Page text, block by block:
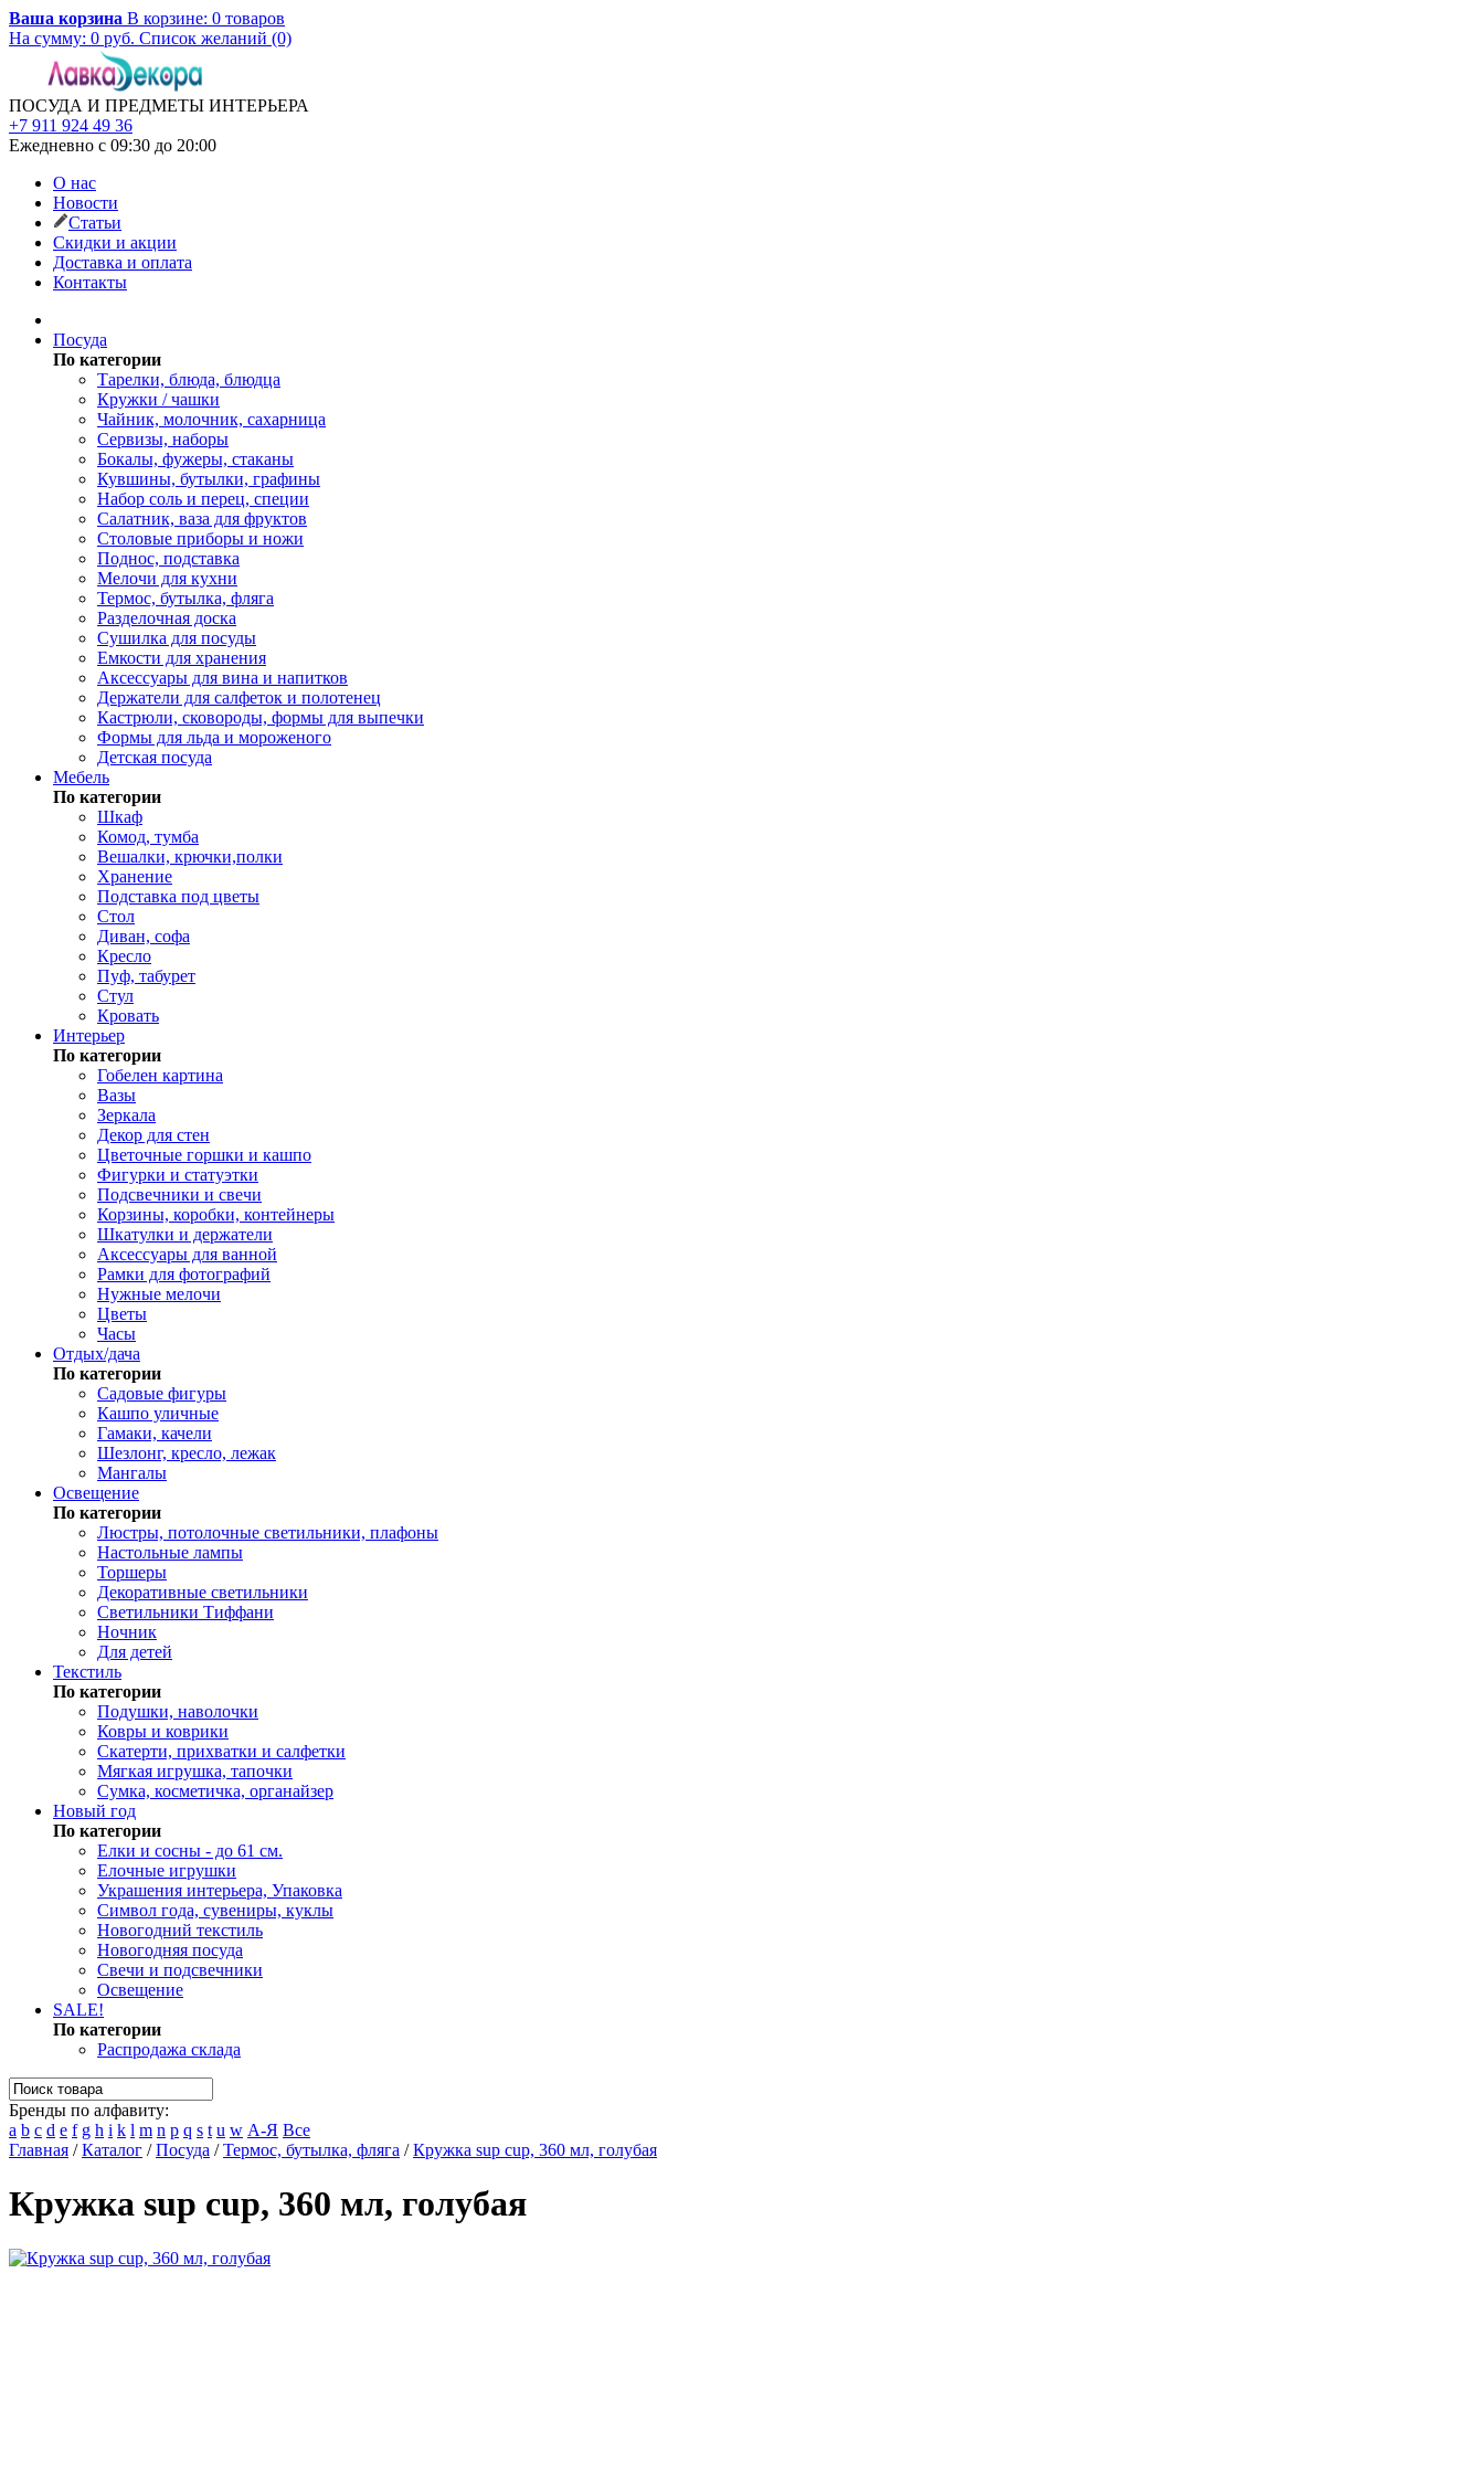
Ваша корзина В корзине: 0 товаров
На сумму: 0 руб. Список желаний (0)
ПОСУДА И ПРЕДМЕТЫ ИНТЕРЬЕРА
+7 911 924 49 36
Ежедневно с 09:30 до 20:00
О нас
Новости
Статьи
Скидки и акции
Доставка и оплата
Контакты
Посуда
По категории
Тарелки, блюда, блюдца
Кружки / чашки
Чайник, молочник, сахарница
Сервизы, наборы
Бокалы, фужеры, стаканы
Кувшины, бутылки, графины
Набор соль и перец, специи
Салатник, ваза для фруктов
Столовые приборы и ножи
Поднос, подставка
Мелочи для кухни
Термос, бутылка, фляга
Разделочная доска
Сушилка для посуды
Емкости для хранения
Аксессуары для вина и напитков
Держатели для салфеток и полотенец
Кастрюли, сковороды, формы для выпечки
Формы для льда и мороженого
Детская посуда
Мебель
По категории
Шкаф
Комод, тумба
Вешалки, крючки,полки
Хранение
Подставка под цветы
Стол
Диван, софа
Кресло
Пуф, табурет
Стул
Кровать
Интерьер
По категории
Гобелен картина
Вазы
Зеркала
Декор для стен
Цветочные горшки и кашпо
Фигурки и статуэтки
Подсвечники и свечи
Корзины, коробки, контейнеры
Шкатулки и держатели
Аксессуары для ванной
Рамки для фотографий
Нужные мелочи
Цветы
Часы
Отдых/дача
По категории
Садовые фигуры
Кашпо уличные
Гамаки, качели
Шезлонг, кресло, лежак
Мангалы
Освещение
По категории
Люстры, потолочные светильники, плафоны
Настольные лампы
Торшеры
Декоративные светильники
Светильники Тиффани
Ночник
Для детей
Текстиль
По категории
Подушки, наволочки
Ковры и коврики
Скатерти, прихватки и салфетки
Мягкая игрушка, тапочки
Сумка, косметичка, органайзер
Новый год
По категории
Елки и сосны - до 61 см.
Елочные игрушки
Украшения интерьера, Упаковка
Символ года, сувениры, куклы
Новогодний текстиль
Новогодняя посуда
Свечи и подсвечники
Освещение
SALE!
По категории
Распродажа склада
Бренды по алфавиту:
a b c d e f g h i k l m n p q s t u w А-Я Все
Главная /Каталог /Посуда /Термос, бутылка, фляга /Кружка sup cup, 360 мл, голубая
Кружка sup cup, 360 мл, голубая